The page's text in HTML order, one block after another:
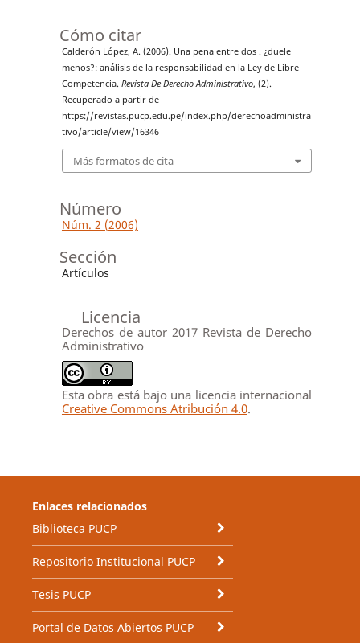
Cómo citar
Calderón López, A. (2006). Una pena entre dos . ¿duele
menos?: análisis de la responsabilidad en la Ley de Libre
Competencia. Revista De Derecho Administrativo, (2).
Recuperado a partir de
https://revistas.pucp.edu.pe/index.php/derechoadministra
tivo/article/view/16346
Más formatos de cita
Número
Núm. 2 (2006)
Sección
Artículos
Licencia
Derechos de autor 2017 Revista de Derecho
Administrativo
Esta obra está bajo una licencia internacional
Creative Commons Atribución 4.0.
Enlaces relacionados
Biblioteca PUCP
Repositorio Institucional PUCP
Tesis PUCP
Portal de Datos Abiertos PUCP